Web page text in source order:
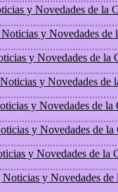
y Novedades de la
y Novedades de
y Novedades de la
y Novedades de
y Novedades de la
y Novedades de la
y Novedades de la
y Novedades de